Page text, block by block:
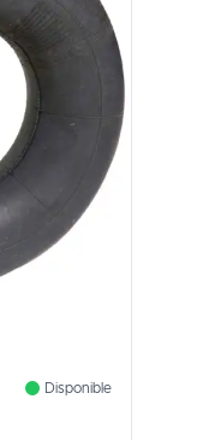
Disponible